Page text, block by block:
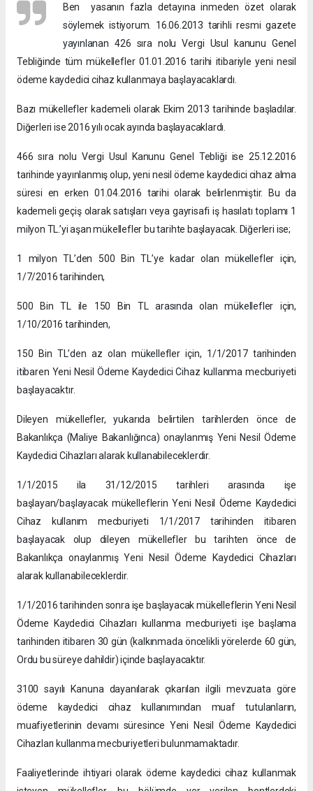
Ben yasanın fazla detayına inmeden özet olarak
söylemek istiyorum. 16.06.2013 tarihli resmi gazete
yayınlanan 426 sıra nolu Vergi Usul kanunu Genel
Tebliğinde tüm mükellefler 01.01.2016 tarihi itibariyle yeni nesil
ödeme kaydedici cihaz kullanmaya başlayacaklardı.
Bazı mükellefler kademeli olarak Ekim 2013 tarihinde başladılar.
Diğerleri ise 2016 yılı ocak ayında başlayacaklardı.
466 sıra nolu Vergi Usul Kanunu Genel Tebliği ise 25.12.2016
tarihinde yayınlanmış olup, yeni nesil ödeme kaydedici cihaz alma
süresi en erken 01.04.2016 tarihi olarak belirlenmiştir. Bu da
kademeli geçiş olarak satışları veya gayrisafi iş hasılatı toplamı 1
milyon TL.’yi aşan mükellefler bu tarihte başlayacak. Diğerleri ise;
1 milyon TL’den 500 Bin TL’ye kadar olan mükellefler için,
1/7/2016 tarihinden,
500 Bin TL ile 150 Bin TL arasında olan mükellefler için,
1/10/2016 tarihinden,
150 Bin TL’den az olan mükellefler için, 1/1/2017 tarihinden
itibaren Yeni Nesil Ödeme Kaydedici Cihaz kullanma mecburiyeti
başlayacaktır.
Dileyen mükellefler, yukarıda belirtilen tarihlerden önce de
Bakanlıkça (Maliye Bakanlığınca) onaylanmış Yeni Nesil Ödeme
Kaydedici Cihazları alarak kullanabileceklerdir.
1/1/2015 ila 31/12/2015 tarihleri arasında işe
başlayan/başlayacak mükelleflerin Yeni Nesil Ödeme Kaydedici
Cihaz kullanım mecburiyeti 1/1/2017 tarihinden itibaren
başlayacak olup dileyen mükellefler bu tarihten önce de
Bakanlıkça onaylanmış Yeni Nesil Ödeme Kaydedici Cihazları
alarak kullanabileceklerdir.
1/1/2016 tarihinden sonra işe başlayacak mükelleflerin Yeni Nesil
Ödeme Kaydedici Cihazları kullanma mecburiyeti işe başlama
tarihinden itibaren 30 gün (kalkınmada öncelikli yörelerde 60 gün,
Ordu bu süreye dahildir) içinde başlayacaktır.
3100 sayılı Kanuna dayanılarak çıkarılan ilgili mevzuata göre
ödeme kaydedici cihaz kullanımından muaf tutulanların,
muafiyetlerinin devamı süresince Yeni Nesil Ödeme Kaydedici
Cihazları kullanma mecburiyetleri bulunmamaktadır.
Faaliyetlerinde ihtiyari olarak ödeme kaydedici cihaz kullanmak